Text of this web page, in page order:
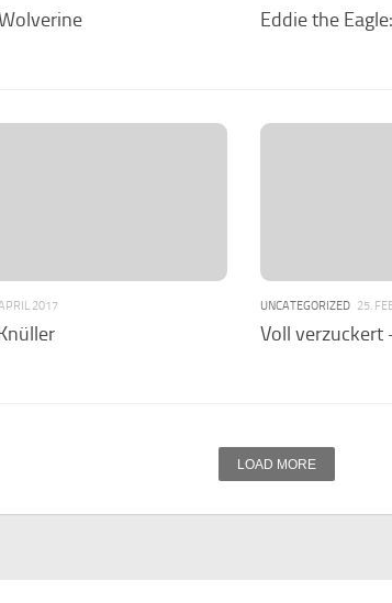
Eddie the
2017 UNCATEGORIZED 25.
Voll verzuckert
LOAD MORE